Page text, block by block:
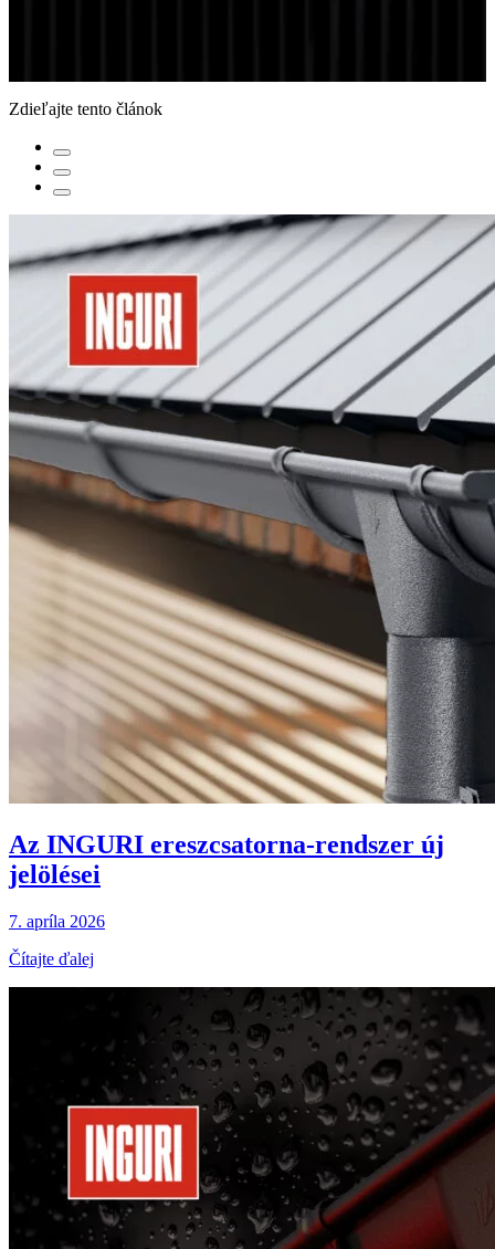
Zdieľajte tento článok
Az INGURI ereszcsatorna-rendszer új
jelölései
7. apríla 2026
Čítajte ďalej